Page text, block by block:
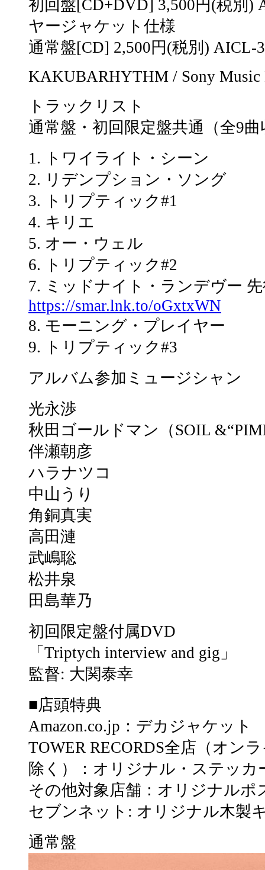
初回盤[CD+DVD] 3,500円(税別)
ヤージャケット仕様
通常盤[CD] 2,500円(税別) AICL-
KAKUBARHYTHM / Sony Music
トラックリスト
通常盤・初回限定盤共通（全9曲
1. トワイライト・シーン
2. リデンプション・ソング
3. トリプティック#1
4. キリエ
5. オー・ウェル
6. トリプティック#2
7. ミッドナイト・ランデヴー
https://smar.lnk.to/oGxtxWN
8. モーニング・プレイヤー
9. トリプティック#3
アルバム参加ミュージシャン
光永渉
秋田ゴールドマン（SOIL
伴瀬朝彦
ハラナツコ
中山うり
角銅真実
高田漣
武嶋聡
松井泉
田島華乃
初回限定盤付属DVD
「Triptych interview and gig」
監督: 大関泰幸
■店頭特典
Amazon.co.jp：デカジャケット
TOWER RECORDS全店（オン
除く）：オリジナル・ステッカ
その他対象店舗：オリジナルポ
セブンネット: オリジナル木製
通常盤